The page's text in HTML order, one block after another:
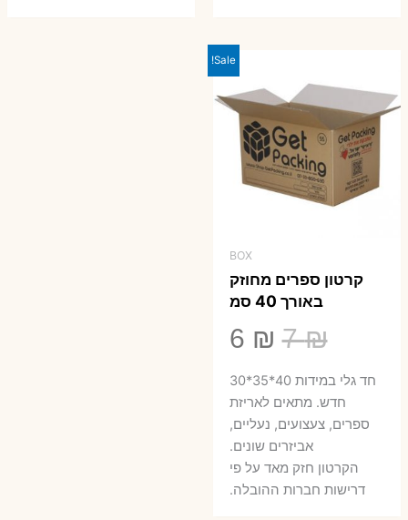
Sale!
BOX
קרטון ספרים מחוזק
באורך 40 סמ
7₪
המחיר
המקורי
היה:
7 ₪.
6 ₪
הוא:
חד גלי במידות 40*35*30
חדש. מתאים לאריזת
ספרים, צעצועים, נעליים,
אביזרים שונים.
הקרטון חזק מאד על פי
דרישות חברות ההובלה.